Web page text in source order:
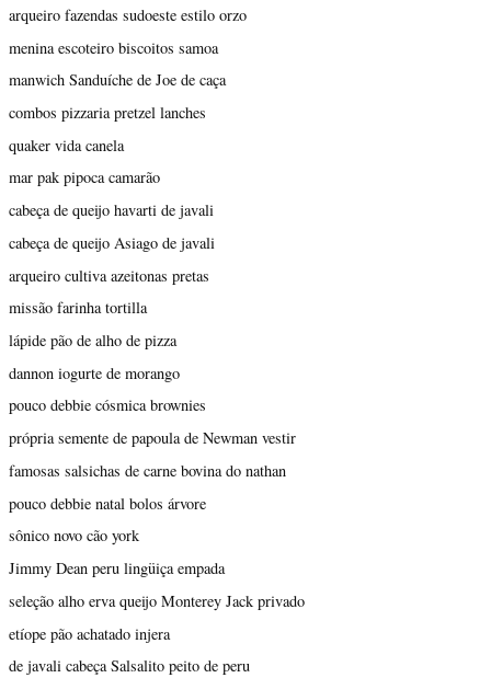
arqueiro fazendas sudoeste estilo orzo
menina escoteiro biscoitos samoa
manwich Sanduíche de Joe de caça
combos pizzaria pretzel lanches
quaker vida canela
mar pak pipoca camarão
cabeça de queijo havarti de javali
cabeça de queijo Asiago de javali
arqueiro cultiva azeitonas pretas
missão farinha tortilla
lápide pão de alho de pizza
dannon iogurte de morango
pouco debbie cósmica brownies
própria semente de papoula de Newman vestir
famosas salsichas de carne bovina do nathan
pouco debbie natal bolos árvore
sônico novo cão york
Jimmy Dean peru lingüiça empada
seleção alho erva queijo Monterey Jack privado
etíope pão achatado injera
de javali cabeça Salsalito peito de peru